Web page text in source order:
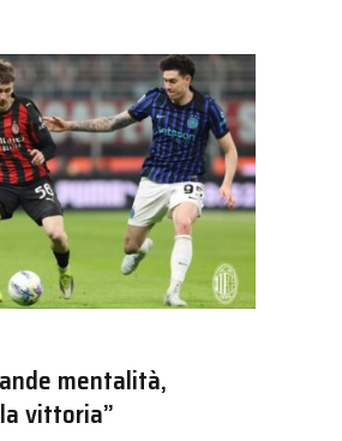
mentalità,
vittoria”